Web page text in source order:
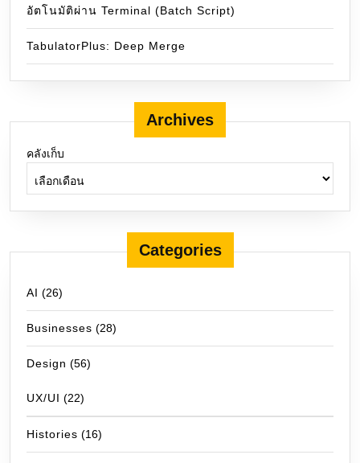
อัตโนมัติผ่าน Terminal (Batch Script)
TabulatorPlus: Deep Merge
Archives
คลังเก็บ
Categories
AI (26)
Businesses (28)
Design (56)
UX/UI (22)
Histories (16)